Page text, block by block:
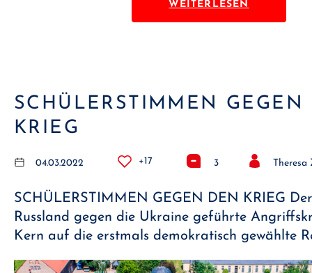
WEITERLESEN
SCHÜLERSTIMMEN GEGEN
KRIEG
04.03.2022 +17 3 Theresa
SCHÜLERSTIMMEN GEGEN DEN KRIEG
Russland gegen die Ukraine geführte
Kern auf die erstmals demokratisch gewählte